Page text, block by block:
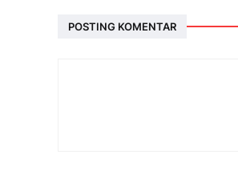
POSTING KOMENTAR